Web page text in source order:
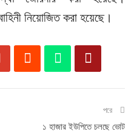
নিয়োজিত করা হয়েছে।
পরে
১ হাজার ইউপিতে চলছে ভোট